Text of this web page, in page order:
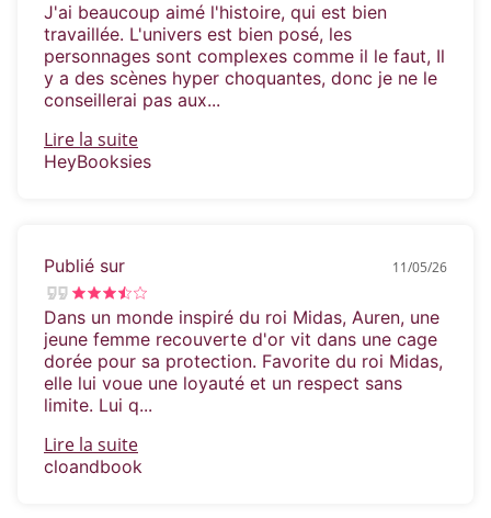
J'ai beaucoup aimé l'histoire, qui est bien
travaillée. L'univers est bien posé, les
personnages sont complexes comme il le faut, Il
y a des scènes hyper choquantes, donc je ne le
conseillerai pas aux...
Lire la suite
HeyBooksies
Publié sur 11/05/26
Dans un monde inspiré du roi Midas, Auren, une
jeune femme recouverte d'or vit dans une cage
dorée pour sa protection. Favorite du roi Midas,
elle lui voue une loyauté et un respect sans
limite. Lui q...
Lire la suite
cloandbook